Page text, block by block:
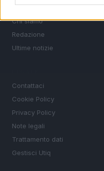
MAGAZINE
Chi siamo
Redazione
Ultime notizie
Contattaci
Cookie Policy
Privacy Policy
Note legali
Trattamento dati
Gestisci Utiq